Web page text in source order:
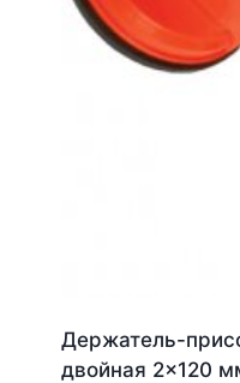
Держатель-
двойная 2×120